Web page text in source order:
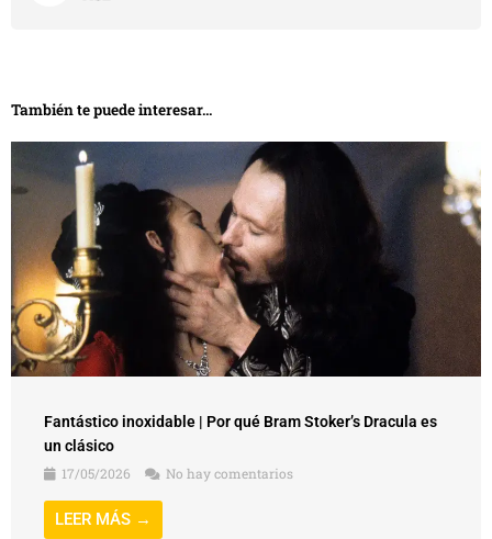
También te puede interesar...
Fantástico inoxidable | Por qué Bram Stoker’s Dracula es
un clásico
17/05/2026
No hay comentarios
LEER MÁS →